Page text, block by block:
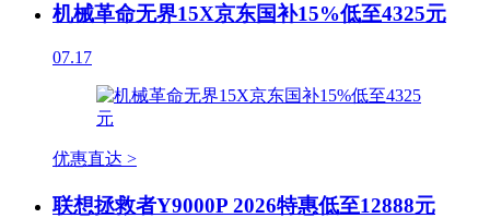
机械革命无界15X京东国补15%低至4325元
07.17
优惠直达 >
联想拯救者Y9000P 2026特惠低至12888元